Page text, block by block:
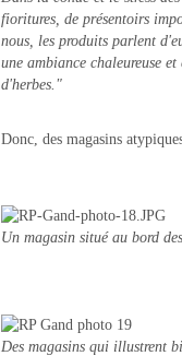
fioritures, de présentoirs
nous, les produits parlent
une ambiance chaleureuse
d'herbes."
Donc, des magasins
Un magasin situé au bord
Des magasins qui illustrent